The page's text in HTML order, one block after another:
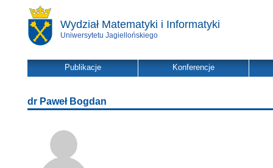
Wydział Matematyki i Informatyki
Uniwersytetu Jagiellońskiego
Publikacje Konferencje
dr Paweł Bogdan